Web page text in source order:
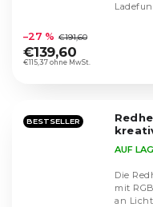
durchschnittliche
Produktbewertung
ist
Sternen.
€115,37 ohne MwSt.
–27 % €191,60
€139,60
BESTSELLER
AUF
Die
mit
an